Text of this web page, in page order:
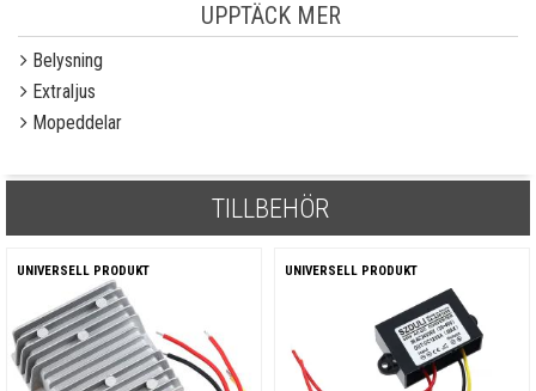
UPPTÄCK MER
Belysning
Extraljus
Mopeddelar
TILLBEHÖR
UNIVERSELL PRODUKT UNIVERSELL PRODUKT